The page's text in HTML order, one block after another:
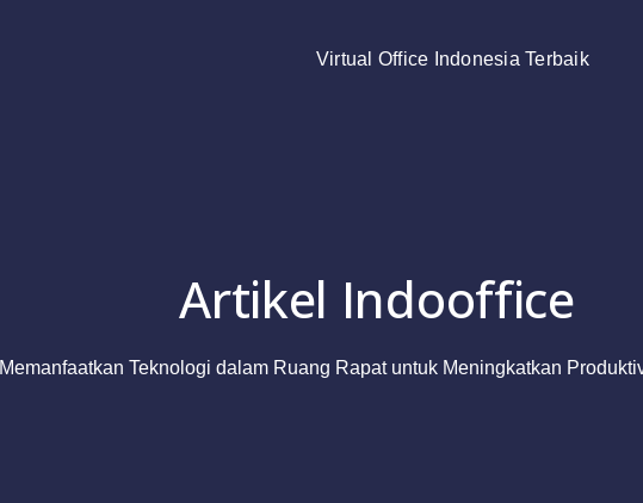
Virtual Office Indonesia Terbaik
Artikel Indooffice
Memanfaatkan Teknologi dalam Ruang Rapat untuk Meningkatkan